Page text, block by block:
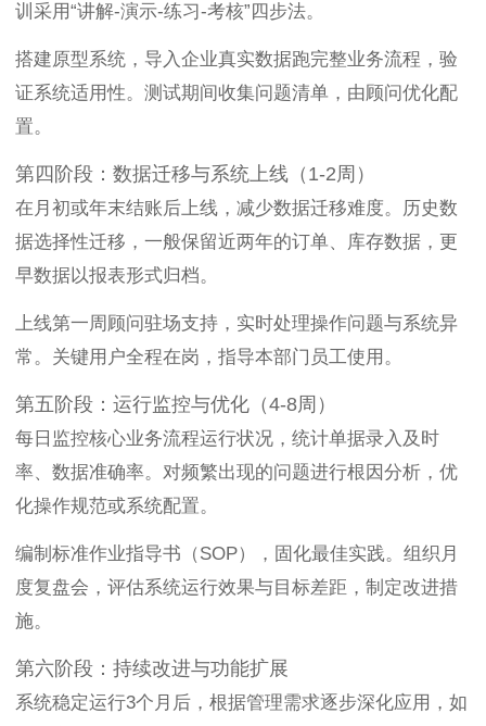
训采用“讲解-演示-练习-考核”四步法。
搭建原型系统，导入企业真实数据跑完整业务流程，验
证系统适用性。测试期间收集问题清单，由顾问优化配
置。
第四阶段：数据迁移与系统上线（1-2周）
在月初或年末结账后上线，减少数据迁移难度。历史数
据选择性迁移，一般保留近两年的订单、库存数据，更
早数据以报表形式归档。
上线第一周顾问驻场支持，实时处理操作问题与系统异
常。关键用户全程在岗，指导本部门员工使用。
第五阶段：运行监控与优化（4-8周）
每日监控核心业务流程运行状况，统计单据录入及时
率、数据准确率。对频繁出现的问题进行根因分析，优
化操作规范或系统配置。
编制标准作业指导书（SOP），固化最佳实践。组织月
度复盘会，评估系统运行效果与目标差距，制定改进措
施。
第六阶段：持续改进与功能扩展
系统稳定运行3个月后，根据管理需求逐步深化应用，如